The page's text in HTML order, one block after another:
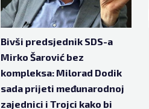
Bivši predsjednik SDS-a
Mirko Šarović bez
kompleksa: Milorad Dodik
sada prijeti međunarodnoj
zajednici i Trojci kako bi